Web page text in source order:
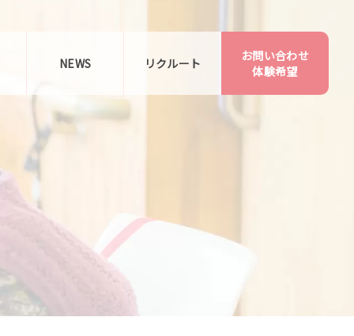
NEWS リクルート
お問い合わせ
体験希望